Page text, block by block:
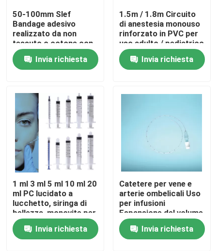
Casa.
Prodotti
Video
Su di noi
Visita alla fabbrica
Controllo della qualità
Contattaci
Notizie
50-100mm Slef
Bandage adesivo
realizzato da non
tessuto o cotone con
tessuto ad alta
elasticità per la
chirurgia dimensione
Invia richiesta
1.5m / 1.8m Circuito
di anestesia monouso
rinforzato in PVC per
uso adulto / pediatrico
Invia richiesta
1 ml 3 ml 5 ml 10 ml 20
ml PC lucidato a
lucchetto, siringa di
bellezza, monovite per
cosmetici
Invia richiesta
Catetere per vene e
arterie ombelicali Uso
per infusioni
Espansione del volume
sanguigno
Monitoraggio della
pressione venosa
Invia richiesta